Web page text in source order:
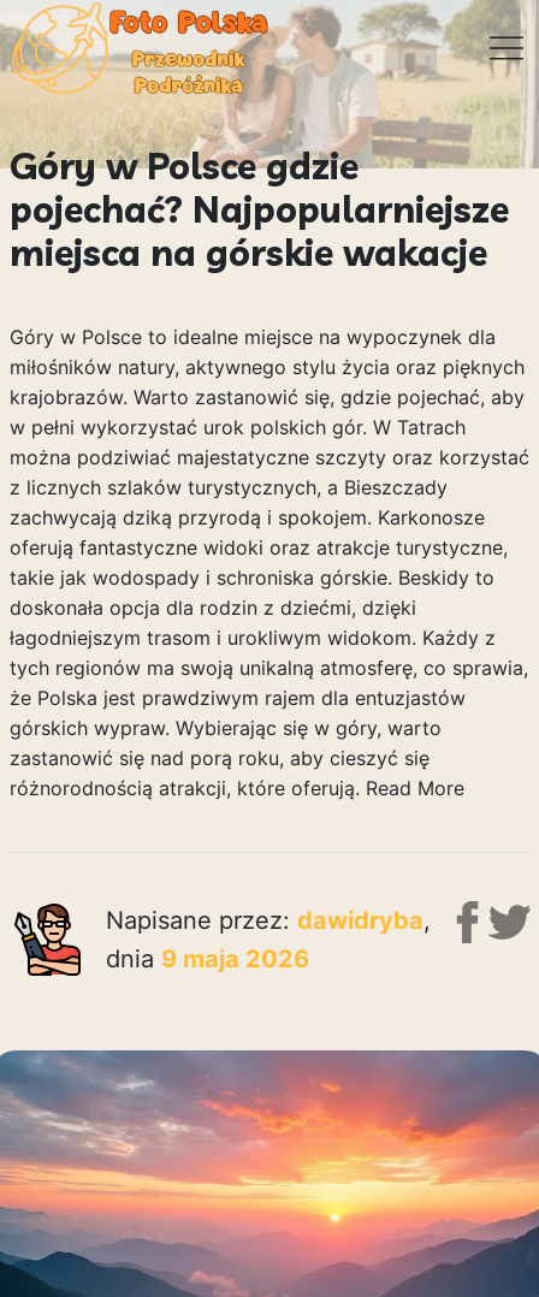
Góry w Polsce gdzie
pojechać? Najpopularniejsze
miejsca na górskie wakacje
Góry w Polsce to idealne miejsce na wypoczynek dla
miłośników natury, aktywnego stylu życia oraz pięknych
krajobrazów. Warto zastanowić się, gdzie pojechać, aby
w pełni wykorzystać urok polskich gór. W Tatrach
można podziwiać majestatyczne szczyty oraz korzystać
z licznych szlaków turystycznych, a Bieszczady
zachwycają dziką przyrodą i spokojem. Karkonosze
oferują fantastyczne widoki oraz atrakcje turystyczne,
takie jak wodospady i schroniska górskie. Beskidy to
doskonała opcja dla rodzin z dziećmi, dzięki
łagodniejszym trasom i urokliwym widokom. Każdy z
tych regionów ma swoją unikalną atmosferę, co sprawia,
że Polska jest prawdziwym rajem dla entuzjastów
górskich wypraw. Wybierając się w góry, warto
zastanowić się nad porą roku, aby cieszyć się
różnorodnością atrakcji, które oferują. Read More
Napisane przez: dawidryba,
dnia 9 maja 2026